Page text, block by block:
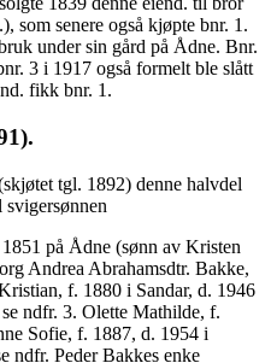
som senere også kjøpte bnr. 1.
under sin gård på Ådne. Bnr.
3 i 1917 også formelt ble slått
fikk bnr. 1.
tgl. 1892) denne halvdel
på Ådne (sønn av Kristen
Andrea Abrahamsdtr. Bakke,
f. 1880 i Sandar, d. 1946
ndfr. 3. Olette Mathilde, f.
Sofie, f. 1887, d. 1954 i
ndfr. Peder Bakkes enke